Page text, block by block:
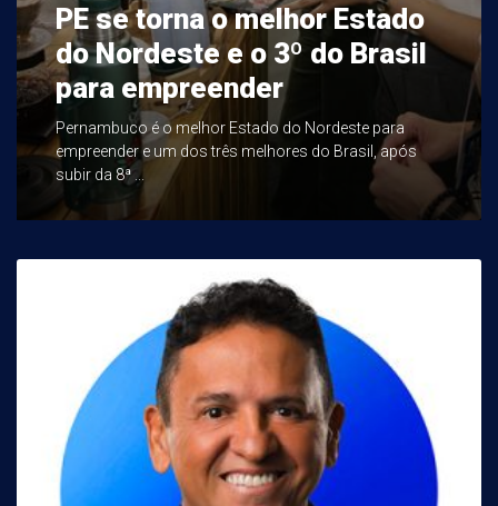
PE se torna o melhor Estado
do Nordeste e o 3º do Brasil
para empreender
Pernambuco é o melhor Estado do Nordeste para
empreender e um dos três melhores do Brasil, após
subir da 8ª ...